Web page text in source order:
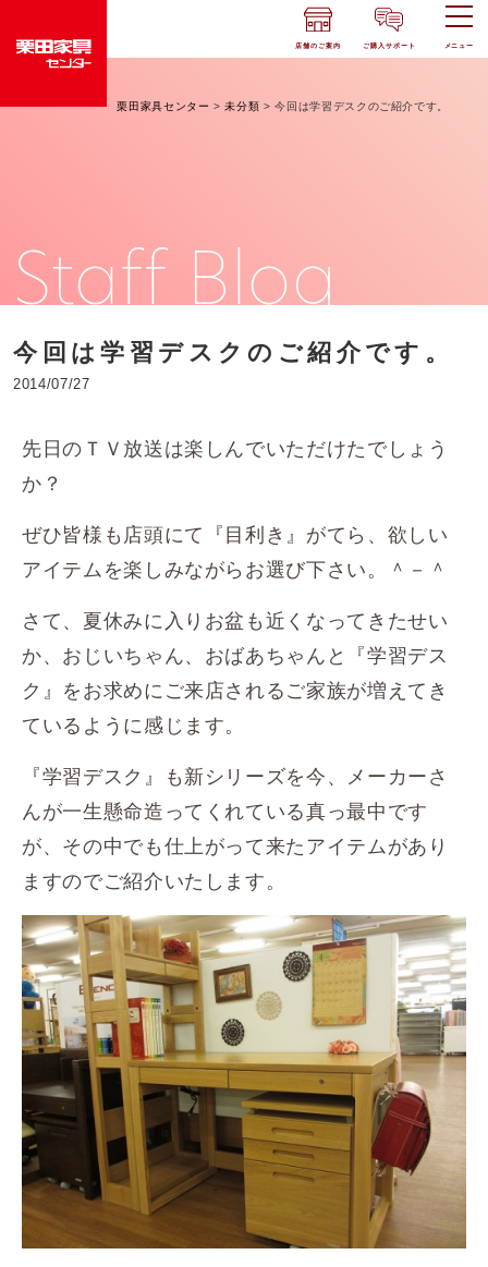
店舗のご案内 ご購入サポート メニュー
栗田家具センター >未分類 >今回は学習デスクのご紹介です。
Staff Blog
今回は学習デスクのご紹介です。
2014/07/27
先日のＴＶ放送は楽しんでいただけたでしょう
か？
ぜひ皆様も店頭にて『目利き』がてら、欲しい
アイテムを楽しみながらお選び下さい。＾－＾
さて、夏休みに入りお盆も近くなってきたせい
か、おじいちゃん、おばあちゃんと『学習デス
ク』をお求めにご来店されるご家族が増えてき
ているように感じます。
『学習デスク』も新シリーズを今、メーカーさ
んが一生懸命造ってくれている真っ最中です
が、その中でも仕上がって来たアイテムがあり
ますのでご紹介いたします。